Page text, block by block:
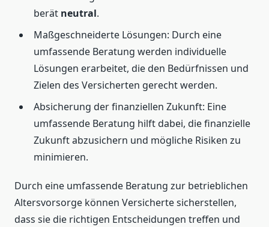
berät neutral.
Maßgeschneiderte Lösungen: Durch eine
umfassende Beratung werden individuelle
Lösungen erarbeitet, die den Bedürfnissen und
Zielen des Versicherten gerecht werden.
Absicherung der finanziellen Zukunft: Eine
umfassende Beratung hilft dabei, die finanzielle
Zukunft abzusichern und mögliche Risiken zu
minimieren.
Durch eine umfassende Beratung zur betrieblichen
Altersvorsorge können Versicherte sicherstellen,
dass sie die richtigen Entscheidungen treffen und